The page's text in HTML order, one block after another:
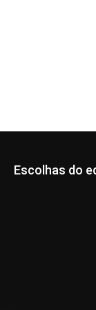
Escolhas do